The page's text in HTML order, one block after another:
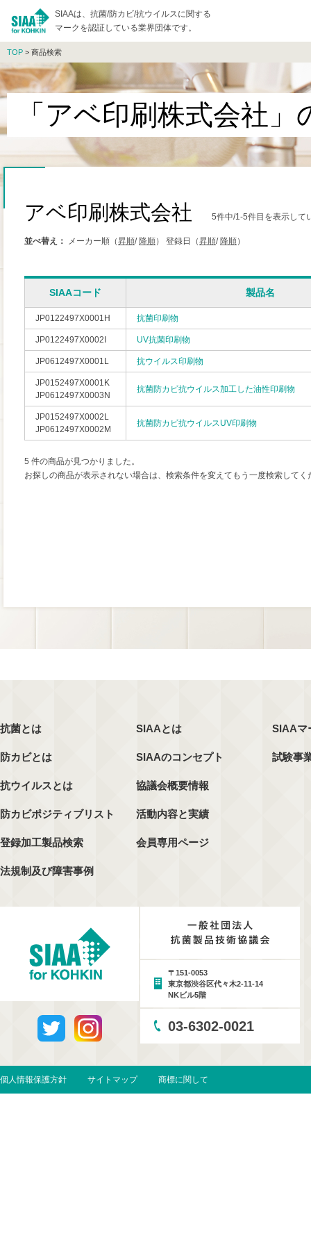
SIAAは、抗菌/防カビ/抗ウイルスに関する
マークを認証している業界団体です。
TOP > 商品検索
「アベ印刷株式会社」
アベ印刷株式会社 5件中/1-5件目を表示して
並べ替え： メーカー順（昇順/ 降順） 登録日（昇順/ 降順）
SIAAコード 製品名
JP0122497X0001H 抗菌印刷物
JP0122497X0002I UV抗菌印刷物
JP0612497X0001L 抗ウイルス印刷物
JP0152497X0001K
JP0612497X0003N
抗菌防カビ抗ウイルス加工した油性印刷物
JP0152497X0002L
JP0612497X0002M
抗菌防カビ抗ウイルスUV印刷物
5 件の商品が見つかりました。
お探しの商品が表示されない場合は、検索条件を変えてもう一度検索してく
抗菌とは
防カビとは
抗ウイルスとは
防カビポジティブリスト
登録加工製品検索
法規制及び障害事例
SIAAとは
SIAAのコンセプト
協議会概要情報
活動内容と実績
会員専用ページ
SIAAマ
試験事
〒151-0053
東京都渋谷区代々木2-11-14
NKビル5階
03-6302-0021
個人情報保護方針 サイトマップ 商標に関して